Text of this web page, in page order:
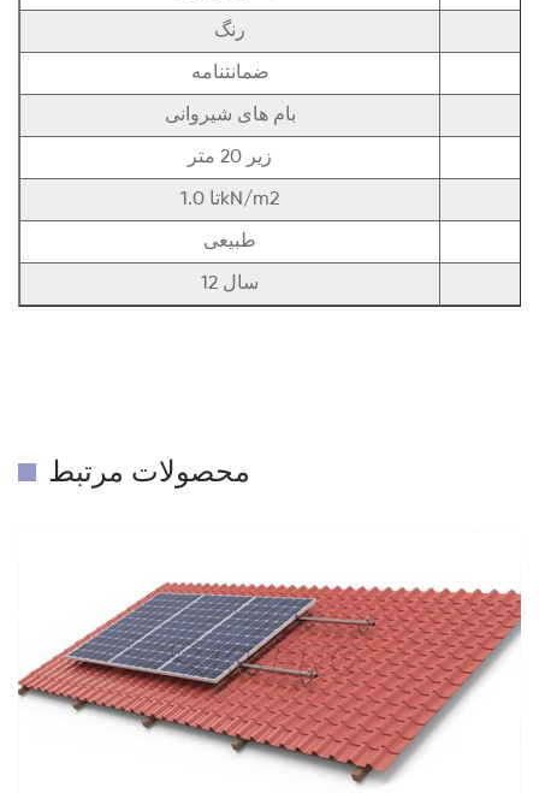
رنگ
ضمانتنامه
بام های شیروانی
زیر 20 متر
تا 1.0kN/m2
طبیعی
12 سال
محصولات مرتبط